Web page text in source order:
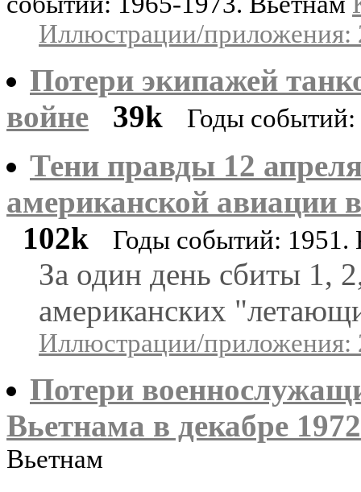
Иллюстрации/приложения:
Потери экипажей
войне
39k Годы
Тени правды 12
американской авиации
102k
Годы событий: 1951.
За один день сбиты 1,
американских
Иллюстрации/приложения:
Потери
Вьетнама в декабре
Вьетнам